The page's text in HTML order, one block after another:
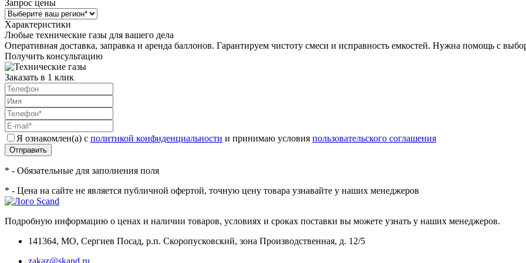
Запрос цены
Характеристики
Любые технические газы для вашего дела
Оперативная доставка, заправка и аренда баллонов. Гарантируем чистоту смеси и исправность емкостей. Нужна помощь с
Получить консультацию
Заказать в 1 клик
Я ознакомлен(а) с политикой конфиденциальности и принимаю условия пользовательского соглашения
Отправить
* - Обязательные для заполнения поля
* - Цена на сайте не является публичной офертой, точную цену товара узнавайте у наших менеджеров
Подробную информацию о ценах и наличии товаров, условиях и сроках поставки вы можете узнать у наших менеджеров.
141364, МО, Сергиев Посад, р.п. Скоропусковский, зона Производственная, д. 12/5
zakaz@skand.ru